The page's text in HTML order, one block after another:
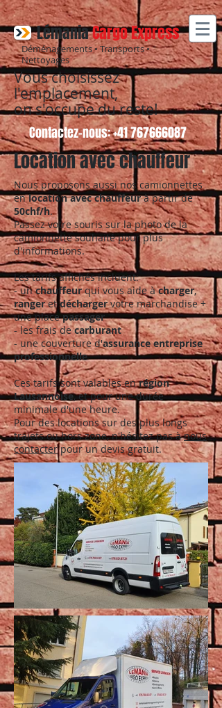
Déménagements • Transports •
Nettoyages
LémaniaCargo Express
Vous choisissez
l'emplacement,
on s'occupe du reste!
Contactez-nous:+41 767666087
Location avec chauffeur
Nous proposons aussi nos camionnettes
enlocation avec chauffeurà partir de
50chf/h.
Passez votre souris sur la photo de la
camionnette souhaité pour plus
d'informations.
Les tarifs affichés incluent:
-unchauffeurqui vous aide àcharger,
rangeretdéchargervotre marchandise +
une placepassager
- les frais decarburant
- une couverture d'assurance entreprise
professionnelle
Ces tarifs sont valables enrégion
Lausannoise, et pour une durée
minimale d'une heure.
Pour des locations sur des plus longs
trajets ou hors zone, n'hésitez pas ànous
contacterpour un devis gratuit.